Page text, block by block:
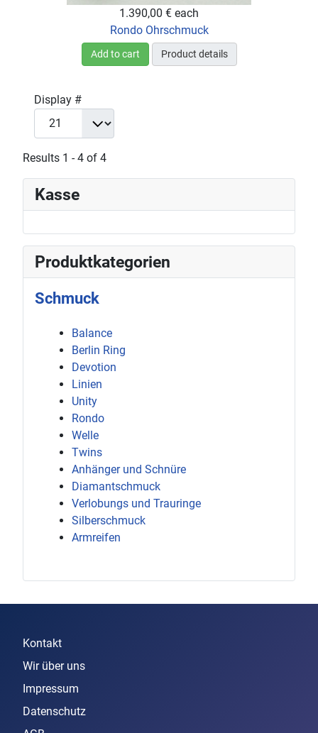
1.390,00 € each
Rondo Ohrschmuck
Add to cart Product details
Display #
Results 1 - 4 of 4
Kasse
Produktkategorien
Schmuck
Balance
Berlin Ring
Devotion
Linien
Unity
Rondo
Welle
Twins
Anhänger und Schnüre
Diamantschmuck
Verlobungs und Trauringe
Silberschmuck
Armreifen
Kontakt
Wir über uns
Impressum
Datenschutz